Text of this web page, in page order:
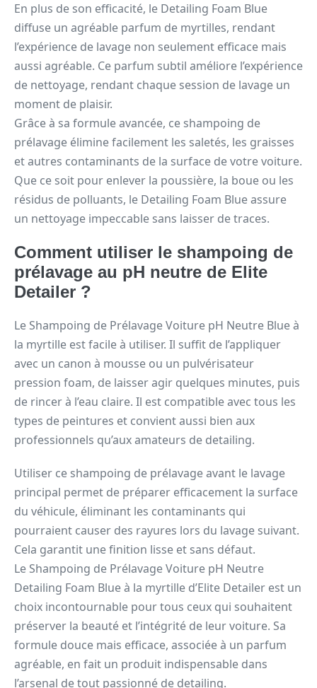
En plus de son efficacité, le Detailing Foam Blue
diffuse un agréable parfum de myrtilles, rendant
l’expérience de lavage non seulement efficace mais
aussi agréable. Ce parfum subtil améliore l’expérience
de nettoyage, rendant chaque session de lavage un
moment de plaisir.
Grâce à sa formule avancée, ce shampoing de
prélavage élimine facilement les saletés, les graisses
et autres contaminants de la surface de votre voiture.
Que ce soit pour enlever la poussière, la boue ou les
résidus de polluants, le Detailing Foam Blue assure
un nettoyage impeccable sans laisser de traces.
Comment utiliser le shampoing de
prélavage au pH neutre de Elite
Detailer ?
Le Shampoing de Prélavage Voiture pH Neutre Blue à
la myrtille est facile à utiliser. Il suffit de l’appliquer
avec un canon à mousse ou un pulvérisateur
pression foam, de laisser agir quelques minutes, puis
de rincer à l’eau claire. Il est compatible avec tous les
types de peintures et convient aussi bien aux
professionnels qu’aux amateurs de detailing.
Utiliser ce shampoing de prélavage avant le lavage
principal permet de préparer efficacement la surface
du véhicule, éliminant les contaminants qui
pourraient causer des rayures lors du lavage suivant.
Cela garantit une finition lisse et sans défaut.
Le Shampoing de Prélavage Voiture pH Neutre
Detailing Foam Blue à la myrtille d’Elite Detailer est un
choix incontournable pour tous ceux qui souhaitent
préserver la beauté et l’intégrité de leur voiture. Sa
formule douce mais efficace, associée à un parfum
agréable, en fait un produit indispensable dans
l’arsenal de tout passionné de detailing.